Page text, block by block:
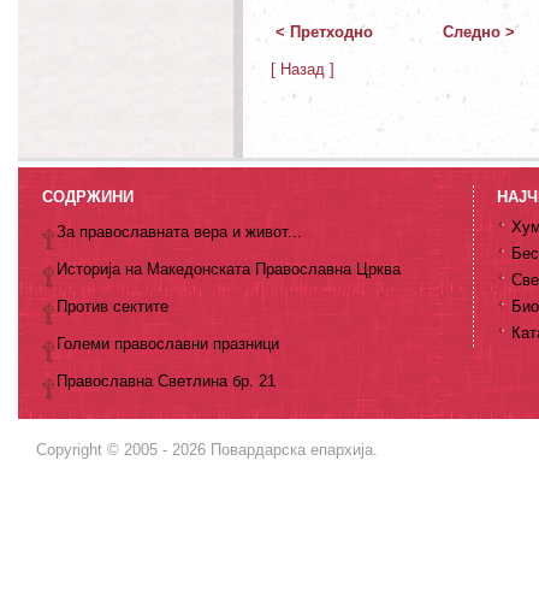
< Претходно Следно >
[ Назад ]
СОДРЖИНИ
За православната вера и живот...
Историја на Македонската Православна Црква
Против сектите
Големи православни празници
Православна Светлина бр. 21
Copyright © 2005 - 2026 Повардарска епархија.